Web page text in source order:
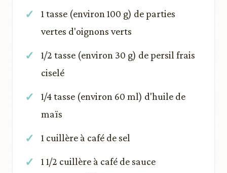
1 tasse (environ 100 g) de parties
vertes d'oignons verts
1/2 tasse (environ 30 g) de persil frais
ciselé
1/4 tasse (environ 60 ml) d'huile de
maïs
1 cuillère à café de sel
1 1/2 cuillère à café de sauce